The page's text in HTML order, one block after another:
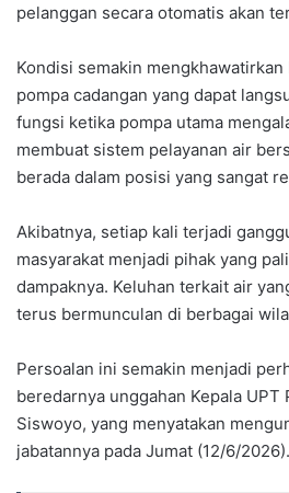
pelanggan secara otomatis akan
Kondisi semakin
pompa cadangan yang dapat
fungsi ketika pompa utama
membuat sistem pelayanan air
berada dalam posisi yang sangat
Akibatnya, setiap kali terjadi
masyarakat menjadi pihak yang
dampaknya. Keluhan terkait air
terus bermunculan di berbagai
Persoalan ini semakin menjadi
beredarnya unggahan Kepala UPT
Siswoyo, yang menyatakan
jabatannya pada Jumat (12/6/2026).